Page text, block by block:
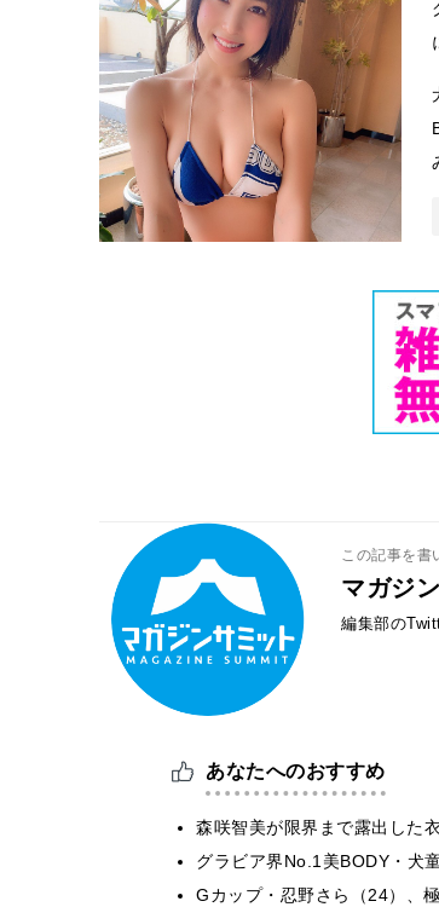
この記事を書
マガジ
編集部の
あなたへのおすすめ
森咲智美が限界まで露出した
グラビア界No.1美BODY・犬
Gカップ・忍野さら（24）、